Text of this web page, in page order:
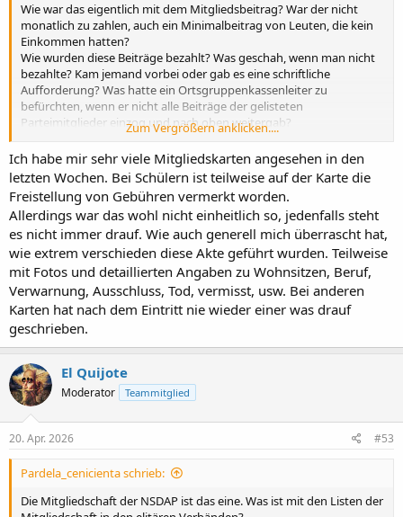
Wie war das eigentlich mit dem Mitgliedsbeitrag? War der nicht
monatlich zu zahlen, auch ein Minimalbeitrag von Leuten, die kein
Einkommen hatten?
Wie wurden diese Beiträge bezahlt? Was geschah, wenn man nicht
bezahlte? Kam jemand vorbei oder gab es eine schriftliche
Aufforderung? Was hatte ein Ortsgruppenkassenleiter zu
befürchten, wenn er nicht alle Beiträge der gelisteten
Parteimitglieder einzog und nach oben weitergab?
Gibt es Abrechnungsdokumente dazu?
Zum Vergrößern anklicken....
Ich habe mir sehr viele Mitgliedskarten angesehen in den
letzten Wochen. Bei Schülern ist teilweise auf der Karte die
Freistellung von Gebühren vermerkt worden.
Allerdings war das wohl nicht einheitlich so, jedenfalls steht
es nicht immer drauf. Wie auch generell mich überrascht hat,
wie extrem verschieden diese Akte geführt wurden. Teilweise
mit Fotos und detaillierten Angaben zu Wohnsitzen, Beruf,
Verwarnung, Ausschluss, Tod, vermisst, usw. Bei anderen
Karten hat nach dem Eintritt nie wieder einer was drauf
geschrieben.
El Quijote
Moderator Teammitglied
20. Apr. 2026 #53
Pardela_cenicienta schrieb:
Die Mitgliedschaft der NSDAP ist das eine. Was ist mit den Listen der